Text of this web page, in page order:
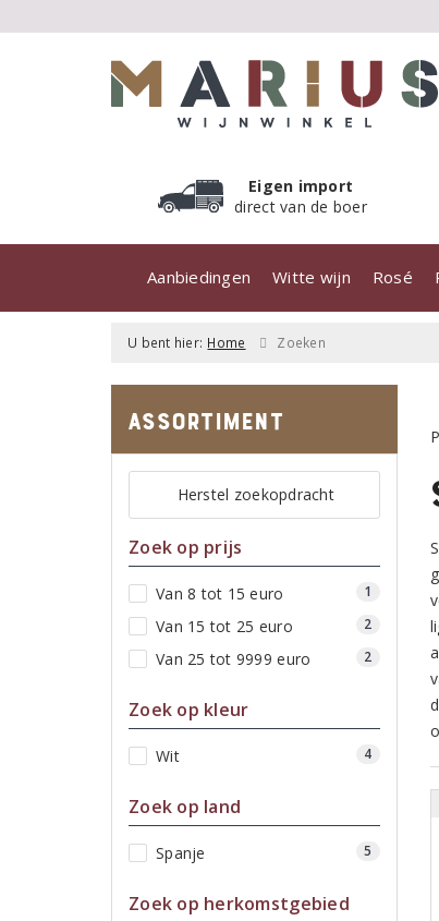
Eigen import
direct van de boer
Aanbiedingen Witte wijn Rosé
U bent hier: Home Zoeken
Assortiment
Herstel zoekopdracht
Zoek op prijs
Van 8 tot 15 euro 1
Van 15 tot 25 euro 2
Van 25 tot 9999 euro 2
Zoek op kleur
Wit 4
Zoek op land
Spanje 5
Zoek op herkomstgebied